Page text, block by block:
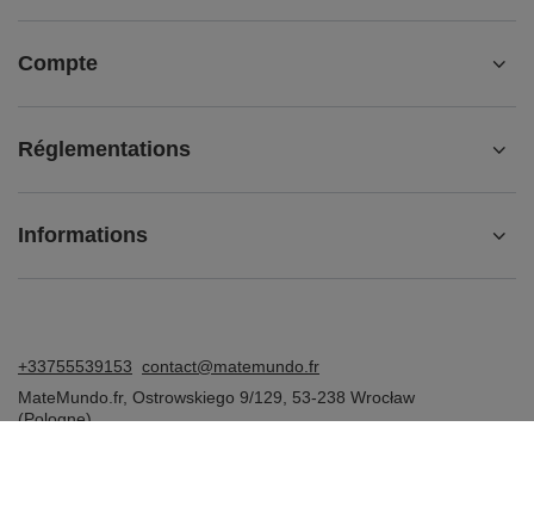
Compte
Réglementations
Informations
+33755539153 contact@matemundo.fr
MateMundo.fr, Ostrowskiego 9/129 53-238 Wrocław
(Pologne)